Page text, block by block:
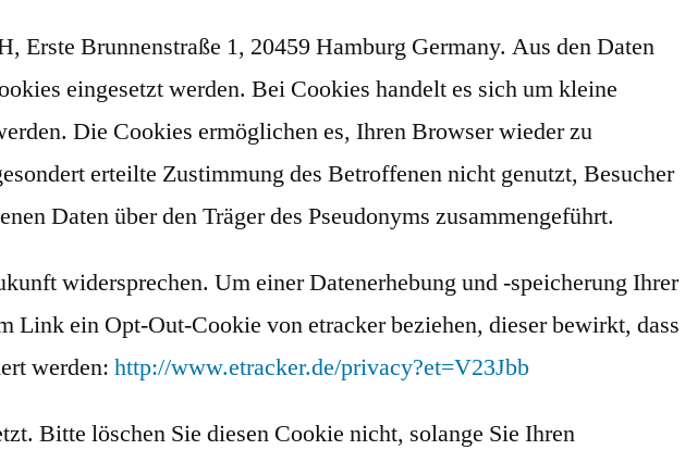
Erste Brunnenstraße 1, 20459 Hamburg Germany. Aus den Daten
eingesetzt werden. Bei Cookies handelt es sich um kleine
Die Cookies ermöglichen es, Ihren Browser wieder zu
erteilte Zustimmung des Betroffenen nicht genutzt, Besucher
Daten über den Träger des Pseudonyms zusammengeführt.
widersprechen. Um einer Datenerhebung und -speicherung Ihrer
Link ein Opt-Out-Cookie von etracker beziehen, dieser bewirkt, dass
werden: http://www.etracker.de/privacy?et=V23Jbb
Bitte löschen Sie diesen Cookie nicht, solange Sie Ihren